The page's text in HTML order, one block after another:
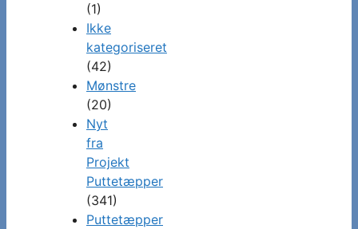
(1)
Ikke
kategoriseret
(42)
Mønstre
(20)
Nyt
fra
Projekt
Puttetæpper
(341)
Puttetæpper